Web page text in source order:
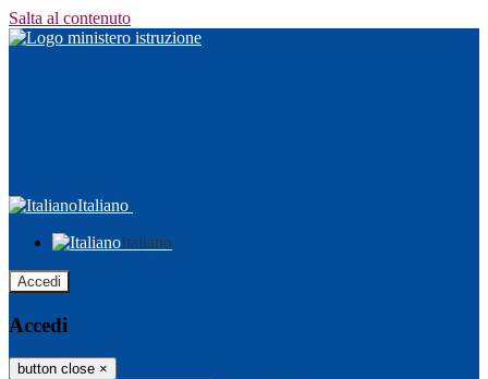
Salta al contenuto
Italiano
Italiano
Accedi
Accedi
button close ×